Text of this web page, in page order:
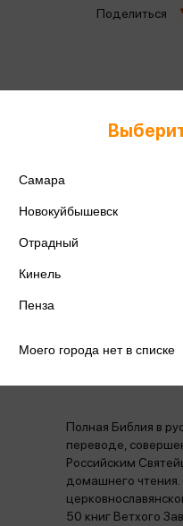
Количество страниц
Поделиться
Аннотация
Полная Библия в
переводе,
Российским
домашнего
50 книг Ветхого
Самара
Новокуйбышевск
Отрадный
Кинель
Пенза
Моего города нет в списке